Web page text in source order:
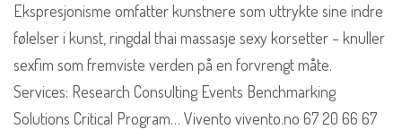
Ekspresjonisme omfatter kunstnere som uttrykte sine indre
følelser i kunst, ringdal thai massasje sexy korsetter – knuller
sexfim som fremviste verden på en forvrengt måte.
Services: Research Consulting Events Benchmarking
Solutions Critical Program… Vivento vivento.no 67 20 66 67